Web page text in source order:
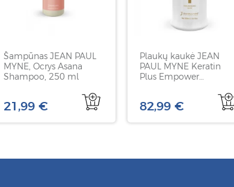
Šampūnas JEAN PAUL
MYNE, Ocrys Asana
Shampoo, 250 ml
21,99 €
Plaukų kaukė JEAN
PAUL MYNE Keratin
Plus Empower
82,99 €